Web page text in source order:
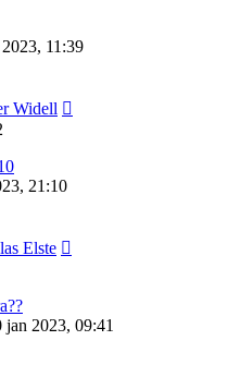
11:39
Widell
21:10
Elste
jan 2023, 09:41